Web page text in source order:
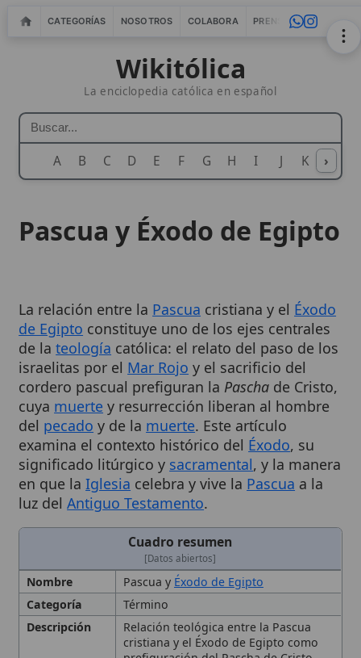
CATEGORÍAS NOSOTROS COLABORA PRENSA WEBMASTERS
Wikitólica
La enciclopedia católica en español
A B C D E F G H I J K L M
›
Pascua y Éxodo de Egipto
constituye uno de los ejes centrales
de lateologíacatólica: el relato del paso de los
israelitas por elMar Rojoy el sacrificio del
cordero pascual prefiguran laPaschade Cristo,
cuyamuertey resurrección liberan al hombre
delpecadoy de la muerte. Este artículo
examina el contexto histórico delÉxodo, su
significado litúrgico ysacramental, y la manera
en que la Iglesiacelebra y vive la Pascuaa la
luz del Antiguo Testamento
Cuadro resumen
[Datos abiertos]
Nombre Pascua yÉxodo de Egipto
Término
Descripción
Relación teológica entre la Pascua
cristiana y el Éxodo de Egipto como
prefiguración del Pascha de Cristo.
Análisis del contexto histórico del
Éxodo, su significado litúrgico y
sacramental , y la forma en que la
Iglesiacelebra la Pascua a la luz del